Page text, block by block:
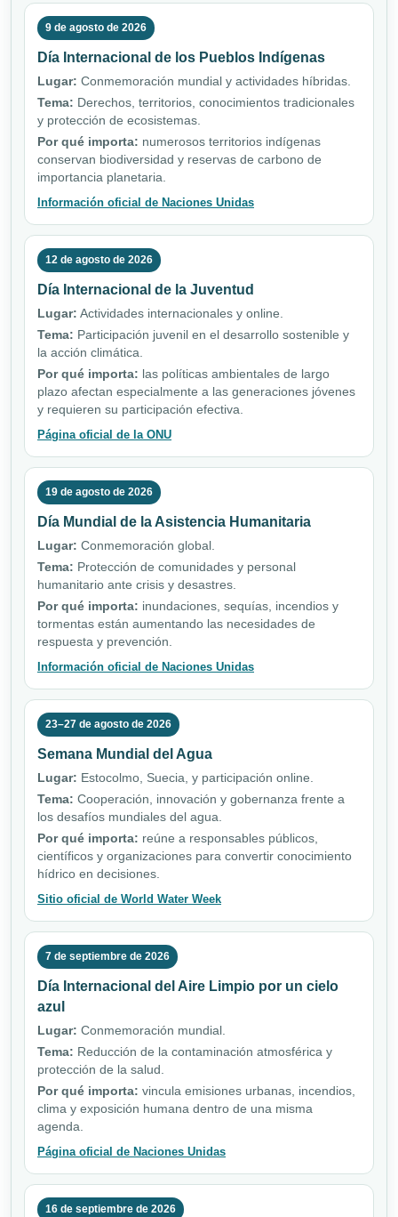
9 de agosto de 2026
Día Internacional de los Pueblos Indígenas
Lugar: Conmemoración mundial y actividades híbridas.
Tema: Derechos, territorios, conocimientos tradicionales
y protección de ecosistemas.
Por qué importa: numerosos territorios indígenas
conservan biodiversidad y reservas de carbono de
importancia planetaria.
Información oficial de Naciones Unidas
12 de agosto de 2026
Día Internacional de la Juventud
Lugar: Actividades internacionales y online.
Tema: Participación juvenil en el desarrollo sostenible y
la acción climática.
Por qué importa: las políticas ambientales de largo
plazo afectan especialmente a las generaciones jóvenes
y requieren su participación efectiva.
Página oficial de la ONU
19 de agosto de 2026
Día Mundial de la Asistencia Humanitaria
Lugar: Conmemoración global.
Tema: Protección de comunidades y personal
humanitario ante crisis y desastres.
Por qué importa: inundaciones, sequías, incendios y
tormentas están aumentando las necesidades de
respuesta y prevención.
Información oficial de Naciones Unidas
23–27 de agosto de 2026
Semana Mundial del Agua
Lugar: Estocolmo, Suecia, y participación online.
Tema: Cooperación, innovación y gobernanza frente a
los desafíos mundiales del agua.
Por qué importa: reúne a responsables públicos,
científicos y organizaciones para convertir conocimiento
hídrico en decisiones.
Sitio oficial de World Water Week
7 de septiembre de 2026
Día Internacional del Aire Limpio por un cielo
azul
Lugar: Conmemoración mundial.
Tema: Reducción de la contaminación atmosférica y
protección de la salud.
Por qué importa: vincula emisiones urbanas, incendios,
clima y exposición humana dentro de una misma
agenda.
Página oficial de Naciones Unidas
16 de septiembre de 2026